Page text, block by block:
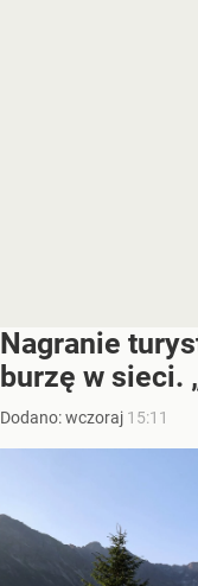
Nagranie
burzę w sieci.
Dodano:wczoraj 15:11